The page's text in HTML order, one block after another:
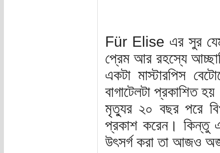
Für Elise এর সুর
প্রেম আর রহস্যে
একটা মাস্টারপিস
বাগাটেলটা প্রকাশিত
মৃত্যুর ২০ বছর পরে
প্রকাশ করেন। কিন্তু
উৎসর্গ করা তা আজও